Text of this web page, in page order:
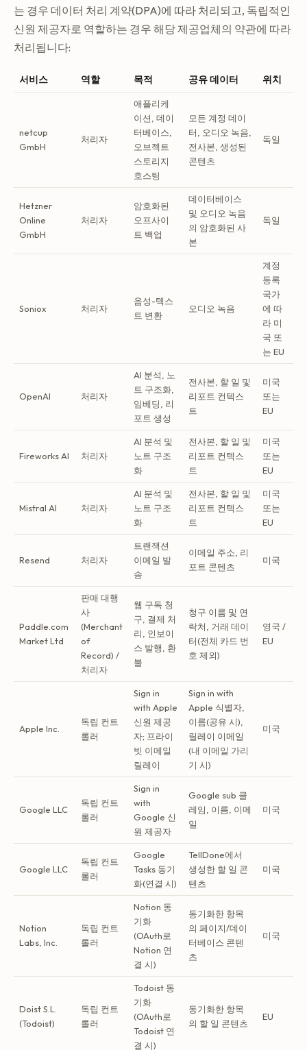
는 경우 데이터 처리 계약(DPA)에 따라 처리되고, 독립적인
신원 제공자로 역할하는 경우 해당 제공업체의 약관에 따라
처리됩니다:
서비스 역할 목적 공유 데이터 위치
netcup
GmbH
처리자
애플리케
이션, 데이
터베이스,
오브젝트
스토리지
호스팅
모든 계정 데이
터, 오디오 녹음,
전사본, 생성된
콘텐츠
독일
Hetzner
Online
GmbH
처리자
암호화된
오프사이
트 백업
데이터베이스
및 오디오 녹음
의 암호화된 사
본
독일
Soniox 처리자
음성-텍스
트 변환
오디오 녹음
계정
등록
국가
에 따
라 미
국 또
는 EU
OpenAI 처리자
AI 분석, 노
트 구조화,
임베딩, 리
포트 생성
전사본, 할 일 및
리포트 컨텍스
트
미국
또는
EU
Fireworks AI 처리자
AI 분석 및
노트 구조
화
전사본, 할 일 및
리포트 컨텍스
트
미국
또는
EU
Mistral AI 처리자
AI 분석 및
노트 구조
화
전사본, 할 일 및
리포트 컨텍스
트
미국
또는
EU
Resend 처리자
트랜잭션
이메일 발
송
이메일 주소, 리
포트 콘텐츠
미국
Paddle.com
Market Ltd
판매 대행
사
(Merchant
of
Record) /
처리자
웹 구독 청
구, 결제 처
리, 인보이
스 발행, 환
불
청구 이름 및 연
락처, 거래 데이
터(전체 카드 번
호 제외)
영국 /
EU
Apple Inc.
독립 컨트
롤러
Sign in
with Apple
신원 제공
자; 프라이
빗 이메일
릴레이
Sign in with
Apple 식별자,
이름(공유 시),
릴레이 이메일
(내 이메일 가리
기 시)
미국
Google LLC
독립 컨트
롤러
Sign in
with
Google 신
원 제공자
Google sub 클
레임, 이름, 이메
일
미국
Google LLC
독립 컨트
롤러
Google
Tasks 동기
화(연결 시)
TellDone에서
생성한 할 일 콘
텐츠
미국
Notion
Labs, Inc.
독립 컨트
롤러
Notion 동
기화
(OAuth로
Notion 연
결 시)
동기화한 항목
의 페이지/데이
터베이스 콘텐
츠
미국
Doist S.L.
(Todoist)
독립 컨트
롤러
Todoist 동
기화
(OAuth로
Todoist 연
결 시)
동기화한 항목
의 할 일 콘텐츠
EU